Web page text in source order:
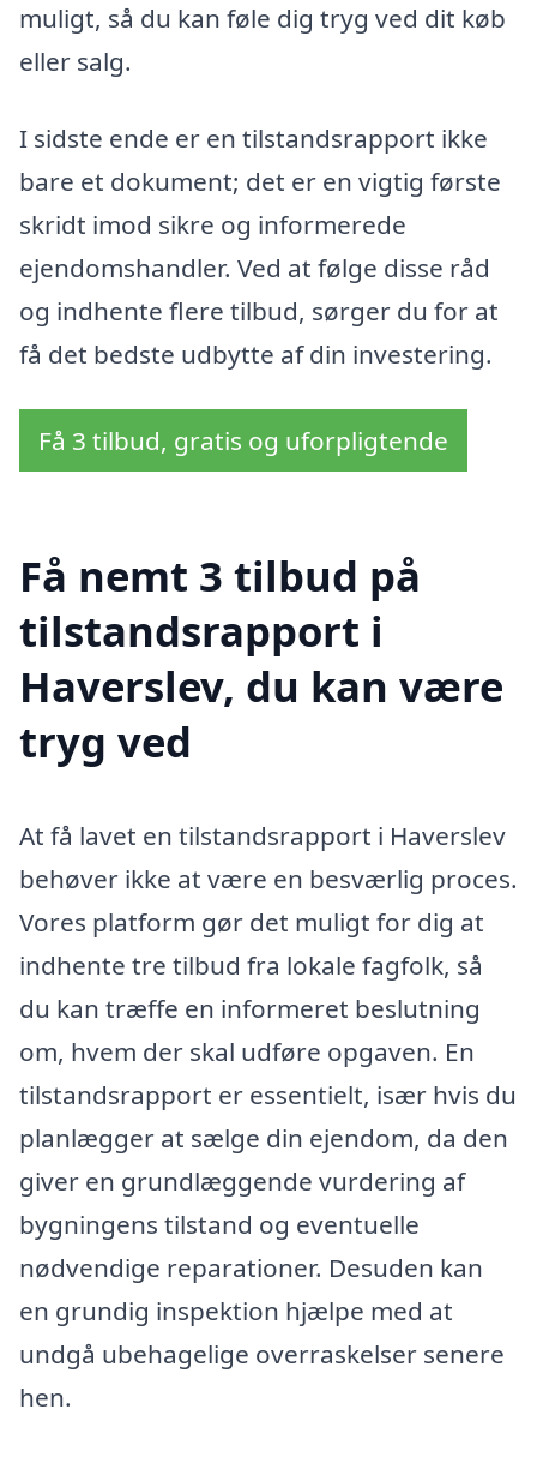
muligt, så du kan føle dig tryg ved dit køb
eller salg.
I sidste ende er en tilstandsrapport ikke
bare et dokument; det er en vigtig første
skridt imod sikre og informerede
ejendomshandler. Ved at følge disse råd
og indhente flere tilbud, sørger du for at
få det bedste udbytte af din investering.
Få 3 tilbud, gratis og uforpligtende
Få nemt 3 tilbud på
tilstandsrapport i
Haverslev, du kan være
tryg ved
At få lavet en tilstandsrapport i Haverslev
behøver ikke at være en besværlig proces.
Vores platform gør det muligt for dig at
indhente tre tilbud fra lokale fagfolk, så
du kan træffe en informeret beslutning
om, hvem der skal udføre opgaven. En
tilstandsrapport er essentielt, især hvis du
planlægger at sælge din ejendom, da den
giver en grundlæggende vurdering af
bygningens tilstand og eventuelle
nødvendige reparationer. Desuden kan
en grundig inspektion hjælpe med at
undgå ubehagelige overraskelser senere
hen.